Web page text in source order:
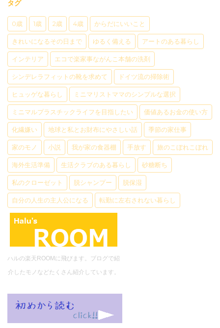
タグ
0歳 1歳 2歳 4歳 からだにいいこと
きれいになるその日まで ゆるく備える アートのある暮らし
インテリア エコで楽家事ながんこ本舗の洗剤
シンデレラフィットの靴を求めて ドイツ流の掃除術
ヒュッゲな暮らし ミニマリストママのシンプルな選択
ミニマルプラスチックライフを目指したい 価値あるお金の使い方
化繊嫌い 地球と私とお財布にやさしい話 季節の家仕事
家のモノ 小説 我が家の食器棚 手放す 旅のこぼれこぼれ
海外生活準備 生活クラブのある暮らし 砂糖断ち
私のクローゼット 脱シャンプー 脱保湿
自分の人生の主人公になる 転勤に左右されない暮らし
ハルの楽天ROOMに飛びます。ブログで紹
介したモノなどたくさん紹介しています。